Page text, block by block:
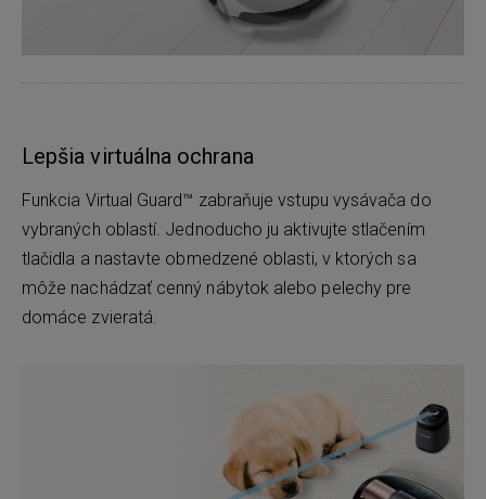
Lepšia virtuálna ochrana
Funkcia Virtual Guard™ zabraňuje vstupu vysávača do
vybraných oblastí. Jednoducho ju aktivujte stlačením
tlačidla a nastavte obmedzené oblasti, v ktorých sa
môže nachádzať cenný nábytok alebo pelechy pre
domáce zvieratá.